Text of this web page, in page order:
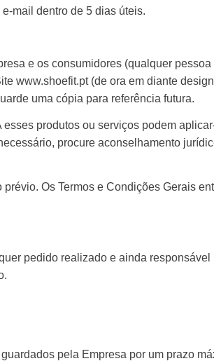
mail dentro de 5 dias úteis.
e os consumidores (qualquer
www.shoefit.pt (de ora em diante
uma cópia para referência futura.
produtos ou serviços podem
procure aconselhamento
Os Termos e Condições Gerais
pedido realizado e ainda responsável
pela Empresa por um prazo